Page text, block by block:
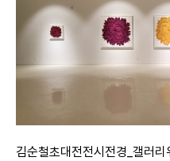
김순철초대전전시전경_갤러리